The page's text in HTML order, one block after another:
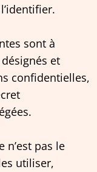
sont à
et
confidentielles,
n’est pas le
utiliser,